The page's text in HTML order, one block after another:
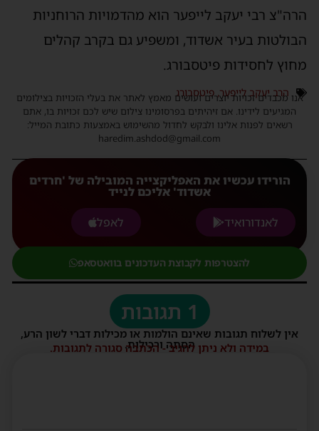
הרה"צ רבי יעקב לייפער הוא מהדמויות הרוחניות
הבולטות בעיר אשדוד, ומשפיע גם בקרב קהלים
מחוץ לחסידות פיטסבורג.
הרב יעקב לייפער,פיטסבורג
אנו מכבדים זכויות יוצרים ועושים מאמץ לאתר את בעלי הזכויות בצילומים
המגיעים לידינו. אם זיהיתים בפרסומינו צילום שיש לכם זכויות בו, אתם
רשאים לפנות אלינו ולבקש לחדול מהשימוש באמצעות כתובת המייל:
haredim.ashdod@gmail.com
הורידו עכשיו את האפליקצייה המובילה של 'חרדים
אשדוד' אליכם לנייד
לאנדורואיד
לאפל
להצטרפות לקבוצת העדכונים בוואטסאפ
1 תגובות
אין לשלוח תגובות שאינם הולמות או מכילות דברי לשון הרע,
הסתה ורכילות.
במידה ולא ניתן להגיב - הכתבה סגורה לתגובות.